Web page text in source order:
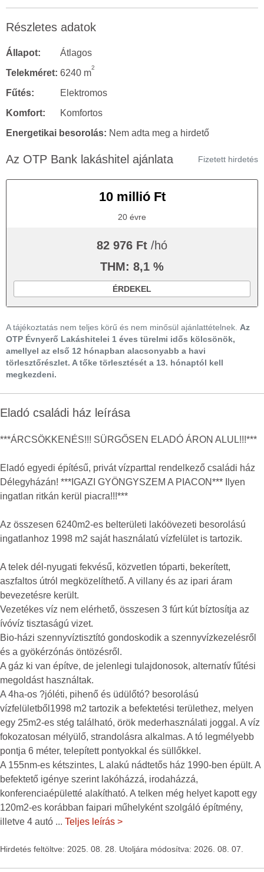
Részletes adatok
Állapot:
Átlagos
Telekméret: 6240 m
2
Fűtés:
Elektromos
Komfort:
Komfortos
Energetikai besorolás: Nem adta meg a hirdető
Az OTP Bank lakáshitel ajánlata Fizetett hirdetés
10 millió Ft
20 évre
82 976 Ft /hó
THM: 8,1 %
ÉRDEKEL
A tájékoztatás nem teljes körű és nem minősül ajánlattételnek. Az
OTP Évnyerő Lakáshitelei 1 éves türelmi idős kölcsönök,
amellyel az első 12 hónapban alacsonyabb a havi
törlesztőrészlet. A tőke törlesztését a 13. hónaptól kell
megkezdeni.
Eladó családi ház leírása
***ÁRCSÖKKENÉS!!! SÜRGŐSEN ELADÓ ÁRON ALUL!!!***
Eladó egyedi építésű, privát vízparttal rendelkező családi ház
Délegyházán! ***IGAZI GYÖNGYSZEM A PIACON*** Ilyen
ingatlan ritkán kerül piacra!!!***
Az összesen 6240m2-es belterületi lakóövezeti besorolású
ingatlanhoz 1998 m2 saját használatú vízfelület is tartozik.
A telek dél-nyugati fekvésű, közvetlen tóparti, bekerített,
aszfaltos útról megközelíthető. A villany és az ipari áram
bevezetésre került.
Vezetékes víz nem elérhető, összesen 3 fúrt kút bíztosítja az
ívóvíz tisztaságú vizet.
Bio-házi szennyvíztisztító gondoskodik a szennyvízkezelésről
és a gyökérzónás öntözésről.
A gáz ki van építve, de jelenlegi tulajdonosok, alternatív fűtési
megoldást használtak.
A 4ha-os ?jóléti, pihenő és üdülőtó? besorolású
vízfelületből1998 m2 tartozik a befektetési területhez, melyen
egy 25m2-es stég található, örök mederhasználati joggal. A víz
fokozatosan mélyülő, strandolásra alkalmas. A tó legmélyebb
pontja 6 méter, telepített pontyokkal és süllőkkel.
A 155nm-es kétszintes, L alakú nádtetős ház 1990-ben épült. A
befektető igénye szerint lakóházzá, irodaházzá,
konferenciaépületté alakítható. A telken még helyet kapott egy
120m2-es korábban faipari műhelyként szolgáló építmény,
illetve 4 autó ... Teljes leírás >
Hirdetés feltöltve: 2025. 08. 28. Utoljára módosítva: 2026. 08. 07.